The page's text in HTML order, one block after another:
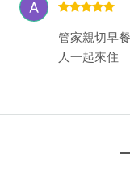
管家親切早
人一起來住